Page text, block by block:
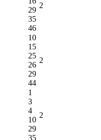
29
35
46
2
10
15
25
26
29
44
2
1
3
4
10
29
35
2